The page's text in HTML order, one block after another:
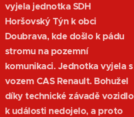
vyjela jednotka SDH
Horšovský Týn k obci
Doubrava, kde došlo k pádu
stromu na pozemní
komunikaci. Jednotka vyjela s
vozem CAS Renault. Bohužel
díky technické závadě vozidlo
k události nedojelo, a proto